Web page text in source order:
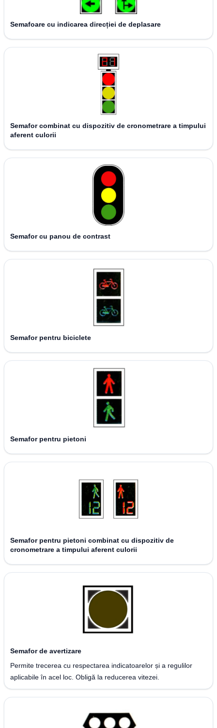
Semafoare cu indicarea direcției de deplasare
Semafor combinat cu dispozitiv de cronometrare a timpului
aferent culorii
Semafor cu panou de contrast
Semafor pentru biciclete
Semafor pentru pietoni
Semafor pentru pietoni combinat cu dispozitiv de
cronometrare a timpului aferent culorii
Semafor de avertizare
Permite trecerea cu respectarea indicatoarelor și a regulilor
aplicabile în acel loc. Obligă la reducerea vitezei.